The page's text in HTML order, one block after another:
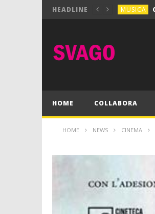
HEADLINE MUSICA
MUSICA
HOME COLLABORA
HOME NEWS CINEMA